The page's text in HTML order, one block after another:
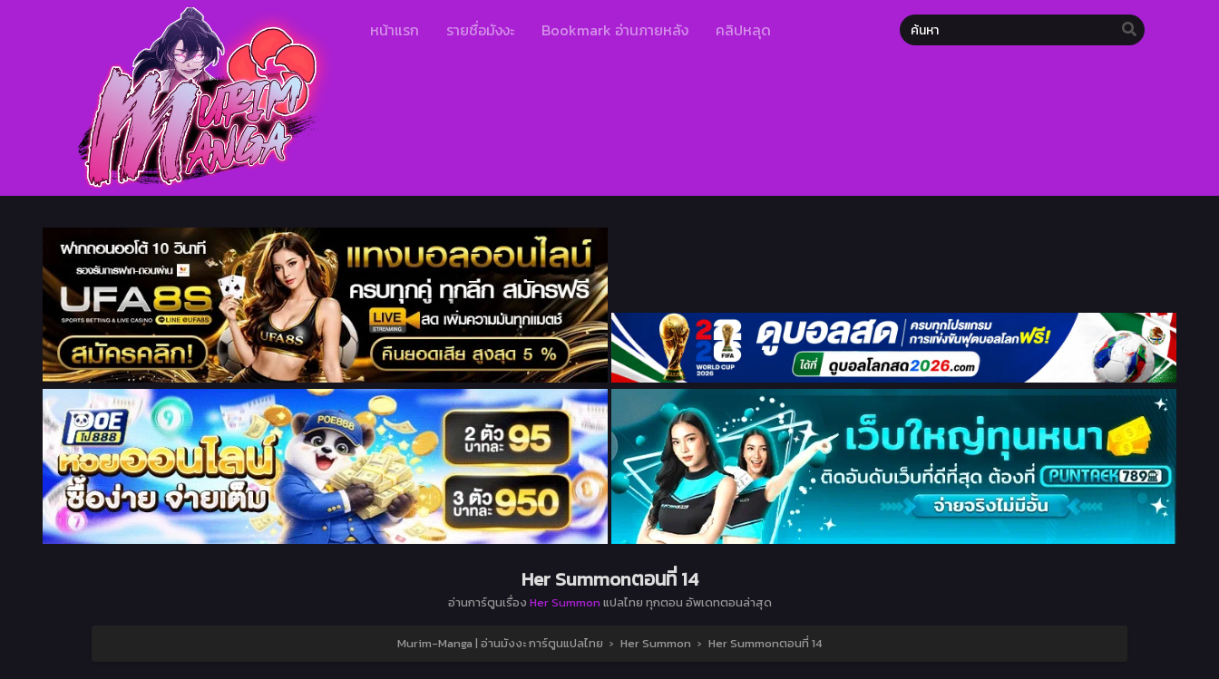
หน้าแรก รายชื่อมังงะ Bookmark อ่านภายหลัง คลิปหลุด
Her Summonตอนที่ 14
อ่านการ์ตูนเรื่อง Her Summon แปลไทย ทุกตอน อัพเดทตอนล่าสุด
Murim-Manga | อ่านมังงะ การ์ตูนแปลไทย › Her Summon › Her Summonตอนที่ 14